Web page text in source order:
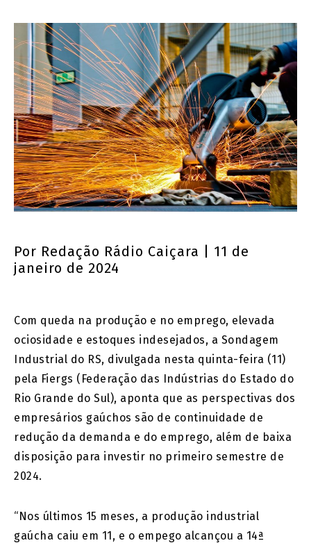
Por Redação Rádio Caiçara | 11 de
janeiro de 2024
Com queda na produção e no emprego, elevada
ociosidade e estoques indesejados, a Sondagem
Industrial do RS, divulgada nesta quinta-feira (11)
pela Fiergs (Federação das Indústrias do Estado do
Rio Grande do Sul), aponta que as perspectivas dos
empresários gaúchos são de continuidade de
redução da demanda e do emprego, além de baixa
disposição para investir no primeiro semestre de
2024.
“Nos últimos 15 meses, a produção industrial
gaúcha caiu em 11, e o empego alcançou a 14ª